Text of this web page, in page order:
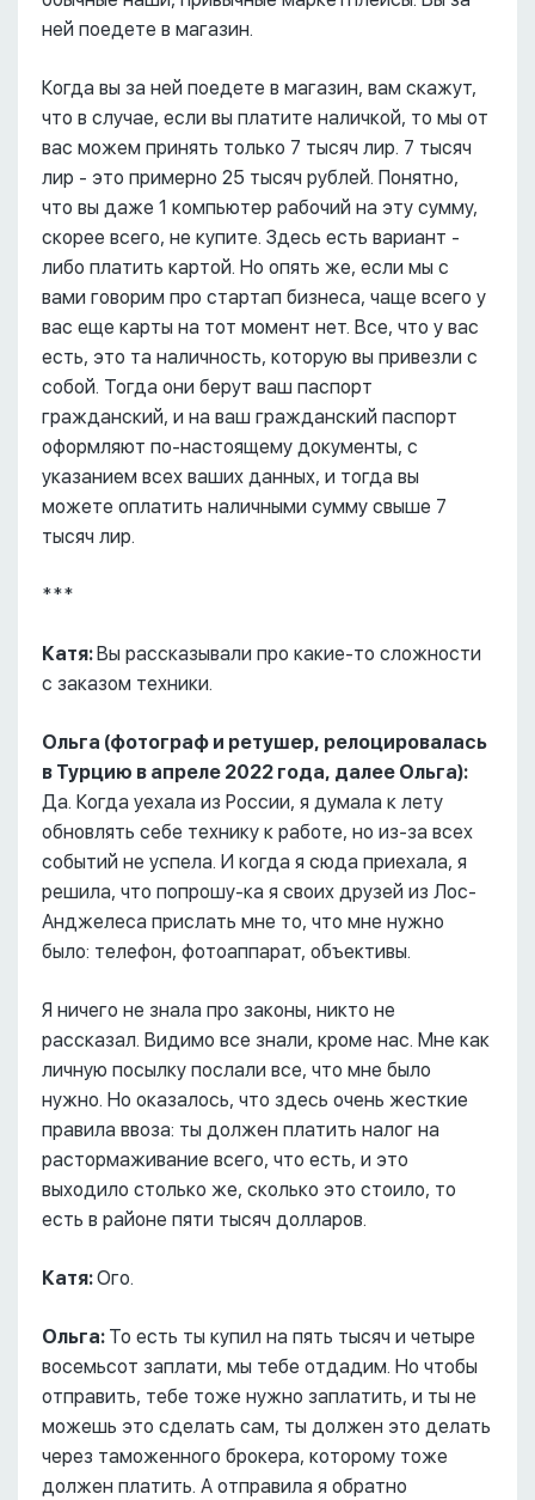
ней поедете в магазин.
Когда вы за ней поедете в магазин, вам скажут,
что в случае, если вы платите наличкой, то мы от
вас можем принять только 7 тысяч лир. 7 тысяч
лир - это примерно 25 тысяч рублей. Понятно,
что вы даже 1 компьютер рабочий на эту сумму,
скорее всего, не купите. Здесь есть вариант -
либо платить картой. Но опять же, если мы с
вами говорим про стартап бизнеса, чаще всего у
вас еще карты на тот момент нет. Все, что у вас
есть, это та наличность, которую вы привезли с
собой. Тогда они берут ваш паспорт
гражданский, и на ваш гражданский паспорт
оформляют по-настоящему документы, с
указанием всех ваших данных, и тогда вы
можете оплатить наличными сумму свыше 7
тысяч лир.
***
Катя: Вы рассказывали про какие-то сложности
с заказом техники.
Ольга (фотограф и ретушер, релоцировалась
в Турцию в апреле 2022 года, далее Ольга):
Да. Когда уехала из России, я думала к лету
обновлять себе технику к работе, но из-за всех
событий не успела. И когда я сюда приехала, я
решила, что попрошу-ка я своих друзей из Лос-
Анджелеса прислать мне то, что мне нужно
было: телефон, фотоаппарат, объективы.
Я ничего не знала про законы, никто не
рассказал. Видимо все знали, кроме нас. Мне как
личную посылку послали все, что мне было
нужно. Но оказалось, что здесь очень жесткие
правила ввоза: ты должен платить налог на
растормаживание всего, что есть, и это
выходило столько же, сколько это стоило, то
есть в районе пяти тысяч долларов.
Катя:Ого.
Ольга: То есть ты купил на пять тысяч и четыре
восемьсот заплати, мы тебе отдадим. Но чтобы
отправить, тебе тоже нужно заплатить, и ты не
можешь это сделать сам, ты должен это делать
через таможенного брокера, которому тоже
должен платить. А отправила я обратно